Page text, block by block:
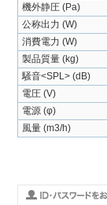
機外静圧 (Pa)
公称出力 (W)
消費電力 (W)
製品質量 (kg)
騒音<SPL> (dB)
電圧 (V)
電源 (φ)
風量 (m3/h)